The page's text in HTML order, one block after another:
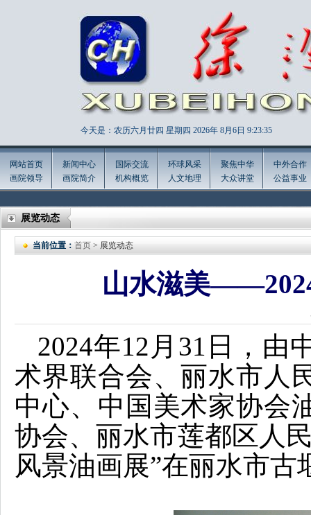
今天是：农历六月廿四 星期四 2026年 8月6日 9:23:38
网站首页
画院领导
新闻中心
画院简介
国际交流
机构概览
环球风采
人文地理
聚焦中华
大众讲堂
中外合作
公益事业
展览动态
当前位置： 首页 > 展览动态
山水滋美
2024年12月31日，由
术界联合会、丽水市人
中心、中国美术家协会
协会、丽水市莲都区人
风景油画展”在丽水市